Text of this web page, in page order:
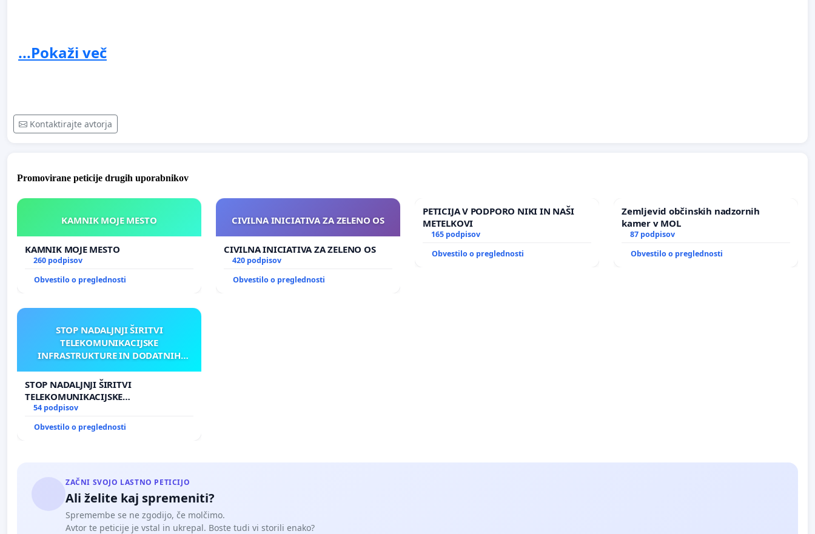
...Pokaži več
Kontaktirajte avtorja
Promovirane peticije drugih uporabnikov
KAMNIK MOJE MESTO
KAMNIK MOJE MESTO
260 podpisov
Obvestilo o preglednosti
CIVILNA INICIATIVA ZA ZELENO OS
CIVILNA INICIATIVA ZA ZELENO OS
420 podpisov
Obvestilo o preglednosti
PETICIJA V PODPORO NIKI IN NAŠI
METELKOVI
165 podpisov
Obvestilo o preglednosti
Zemljevid občinskih nadzornih
kamer v MOL
87 podpisov
Obvestilo o preglednosti
STOP NADALJNJI ŠIRITVI
TELEKOMUNIKACIJSKE
INFRASTRUKTURE IN DODATNIH
STOP NADALJNJI ŠIRITVI
TELEKOMUNIKACIJSKE
INFRASTRUKTURE IN DODATNIH
54 podpisov
Obvestilo o preglednosti
ZAČNI SVOJO LASTNO PETICIJO
Ali želite kaj spremeniti?
Spremembe se ne zgodijo, če molčimo.
Avtor te peticije je vstal in ukrepal. Boste tudi vi storili enako?